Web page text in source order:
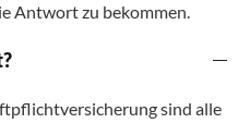
Antwort zu bekommen.
sind alle